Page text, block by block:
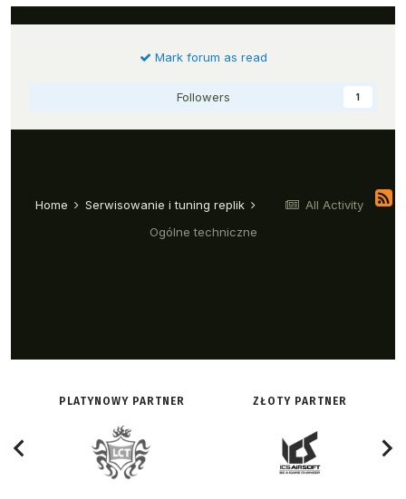
PLATYNOWY PARTNER ZŁOTY PARTNER